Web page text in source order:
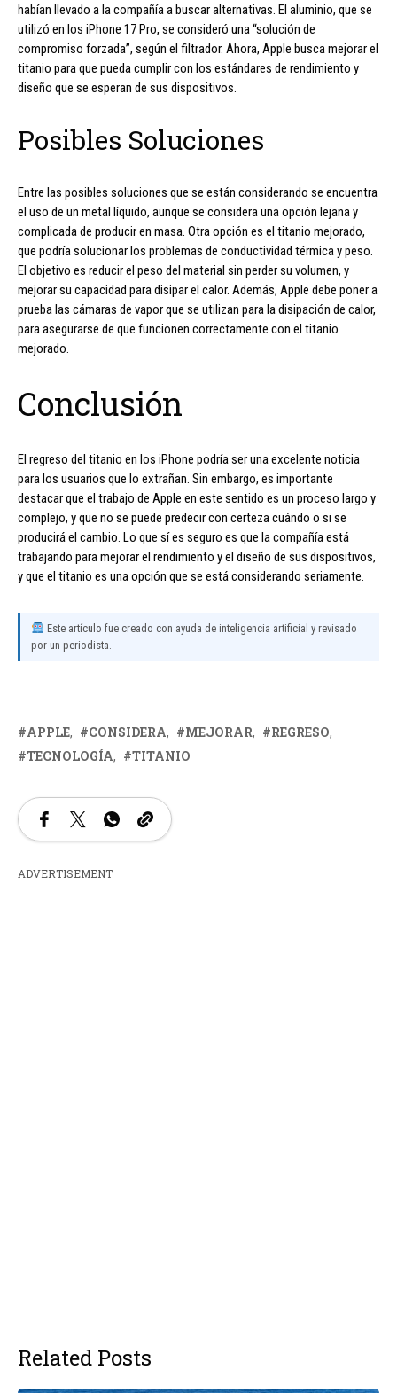
habían llevado a la compañía a buscar alternativas. El aluminio, que se
utilizó en los iPhone 17 Pro, se consideró una “solución de
compromiso forzada”, según el filtrador. Ahora, Apple busca mejorar el
titanio para que pueda cumplir con los estándares de rendimiento y
diseño que se esperan de sus dispositivos.
Posibles Soluciones
Entre las posibles soluciones que se están considerando se encuentra
el uso de un metal líquido, aunque se considera una opción lejana y
complicada de producir en masa. Otra opción es el titanio mejorado,
que podría solucionar los problemas de conductividad térmica y peso.
El objetivo es reducir el peso del material sin perder su volumen, y
mejorar su capacidad para disipar el calor. Además, Apple debe poner a
prueba las cámaras de vapor que se utilizan para la disipación de calor,
para asegurarse de que funcionen correctamente con el titanio
mejorado.
Conclusión
El regreso del titanio en los iPhone podría ser una excelente noticia
para los usuarios que lo extrañan. Sin embargo, es importante
destacar que el trabajo de Apple en este sentido es un proceso largo y
complejo, y que no se puede predecir con certeza cuándo o si se
producirá el cambio. Lo que sí es seguro es que la compañía está
trabajando para mejorar el rendimiento y el diseño de sus dispositivos,
y que el titanio es una opción que se está considerando seriamente.
Este artículo fue creado con ayuda de inteligencia artificial y revisado
por un periodista.
APPLE CONSIDERA MEJORAR
REGRESO
TECNOLOGÍA
TITANIO
ADVERTISEMENT
Related Posts